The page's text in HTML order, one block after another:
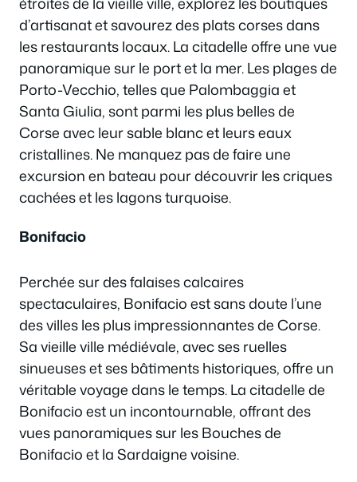
d’artisanat et savourez des plats corses dans
les restaurants locaux. La citadelle offre une vue
panoramique sur le port et la mer. Les plages de
Porto-Vecchio, telles que Palombaggia et
Santa Giulia, sont parmi les plus belles de
Corse avec leur sable blanc et leurs eaux
cristallines. Ne manquez pas de faire une
excursion en bateau pour découvrir les criques
cachées et les lagons turquoise.
Bonifacio
Perchée sur des falaises calcaires
spectaculaires, Bonifacio est sans doute l’une
des villes les plus impressionnantes de Corse.
Sa vieille ville médiévale, avec ses ruelles
sinueuses et ses bâtiments historiques, offre un
véritable voyage dans le temps. La citadelle de
Bonifacio est un incontournable, offrant des
vues panoramiques sur les Bouches de
Bonifacio et la Sardaigne voisine.